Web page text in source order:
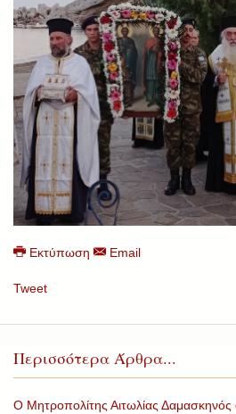
Εκτύπωση Email
Tweet
Περισσότερα Άρθρα...
Ο Μητροπολίτης Αιτωλίας Δαμασκηνός